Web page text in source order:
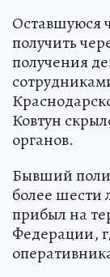
Оставшуюся
получить
получения
Ковтун
органов.
Бывший
более шести
прибыл на
Федерации,